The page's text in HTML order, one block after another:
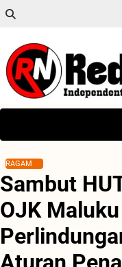
Skip
content
RAGAM
Sambut
OJK